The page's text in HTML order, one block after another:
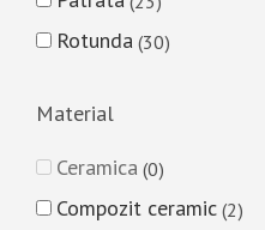
Rotunda 30
Material
Ceramica 0
Compozit ceramic 2